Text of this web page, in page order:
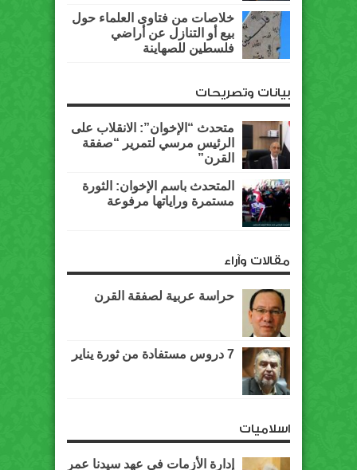
خلاصات من فتاوى العلماء حول
بيع أو التنازل عن أراضي
فلسطين للصهاينة
بيانات وتصريحات
متحدث “الإخوان”: الانقلاب على
الرئيس مرسي لتمرير “صفقة
القرن”
المتحدث باسم الإخوان: الثورة
مستمرة وراياتها مرفوعة
مقالات وآراء
حراسة عربية لصفقة القرن
7 دروس مستفادة من ثورة يناير
اسلاميات
إدارة الأزمات في عهد سيدنا عمر